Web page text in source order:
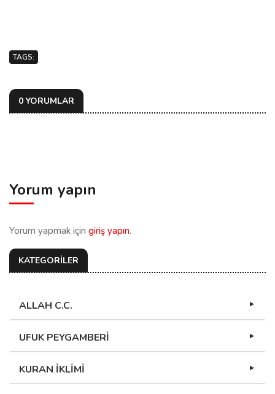
TAGS:
0 YORUMLAR
Yorum yapın
Yorum yapmak için giriş yapın.
KATEGORİLER
ALLAH C.C.
UFUK PEYGAMBERİ
KURAN İKLİMİ